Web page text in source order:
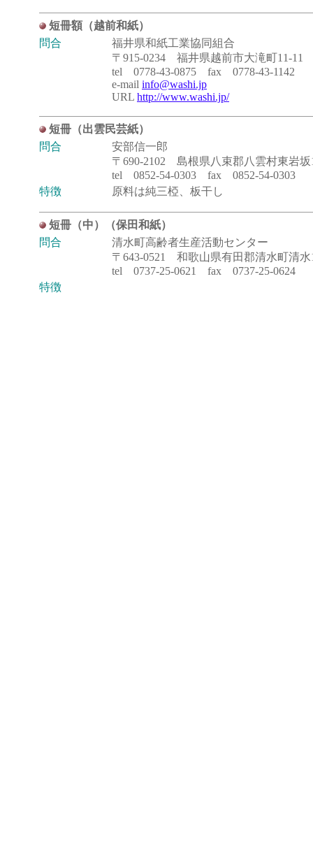
短冊額（越前和紙）
問合
福井県和紙工業協同組合
〒915-0234 福井県越前市大滝町11-11
tel 0778-43-0875 fax 0778-43-1142
e-mail info@washi.jp
URL http://www.washi.jp/
短冊（出雲民芸紙）
問合
安部信一郎
〒690-2102 島根県八束郡八雲村東岩坂
tel 0852-54-0303 fax 0852-54-0303
特徴
原料は純三椏、板干し
短冊（中）（保田和紙）
問合
清水町高齢者生産活動センター
〒643-0521 和歌山県有田郡清水町清水
tel 0737-25-0621 fax 0737-25-0624
特徴